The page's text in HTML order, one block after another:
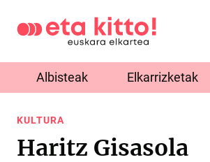
Albisteak Elkarrizketak
KULTURA
Haritz Gisasola